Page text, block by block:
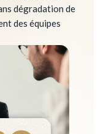
dégradation de
des équipes